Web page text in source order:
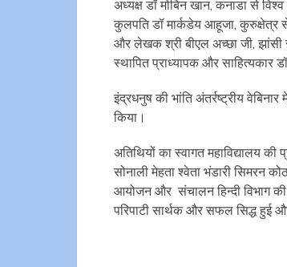
अध्यक्ष डॉ मोबिन खान, कनाडा से
कुलपति डॉ मार्कडेय आहूजा, कुरुक्षेत्र
और लेखक श्री बीएल अच्छा जी, झांसी
स्थापित प्राध्यापक और साहित्यकार
इंद्रधनुष की भांति अंतर्रष्ट्रीय
किया।
अतिथियों का स्वागत महाविद्यालय की
सोनाली मेहता श्वेता भंडारी सिमरन
आयोजन और संचालन हिन्दी विभाग की
परिपाटी सार्थक और सफल सिद्ध हुई